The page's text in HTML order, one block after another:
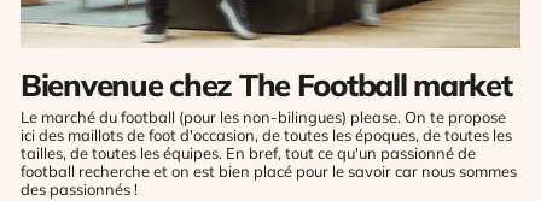
Bienvenue chez The Football market
Le marché du football (pour les non-bilingues) please. On te propose
ici des maillots de foot d'occasion, de toutes les époques, de toutes les
tailles, de toutes les équipes. En bref, tout ce qu'un passionné de
football recherche et on est bien placé pour le savoir car nous sommes
des passionnés !